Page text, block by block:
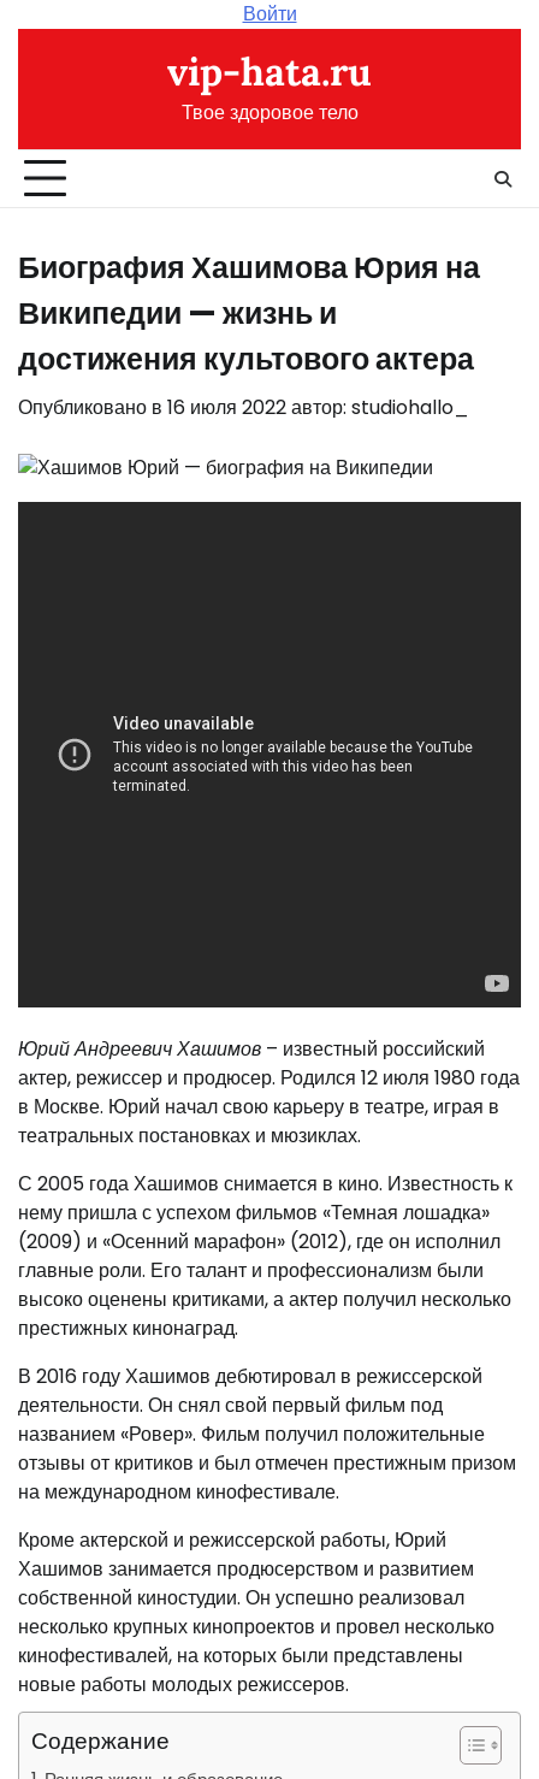
Войти
vip-hata.ru
Твое здоровое тело
Биография Хашимова Юрия на
Википедии — жизнь и
достижения культового актера
Опубликовано в 16 июля 2022автор: studiohallo_
Юрий Андреевич Хашимов – известный российский
актер, режиссер и продюсер. Родился 12 июля 1980 года
в Москве. Юрий начал свою карьеру в театре, играя в
театральных постановках и мюзиклах.
С 2005 года Хашимов снимается в кино. Известность к
нему пришла с успехом фильмов «Темная лошадка»
(2009) и «Осенний марафон» (2012), где он исполнил
главные роли. Его талант и профессионализм были
высоко оценены критиками, а актер получил несколько
престижных кинонаград.
В 2016 году Хашимов дебютировал в режиссерской
деятельности. Он снял свой первый фильм под
названием «Ровер». Фильм получил положительные
отзывы от критиков и был отмечен престижным призом
на международном кинофестивале.
Кроме актерской и режиссерской работы, Юрий
Хашимов занимается продюсерством и развитием
собственной киностудии. Он успешно реализовал
несколько крупных кинопроектов и провел несколько
кинофестивалей, на которых были представлены
новые работы молодых режиссеров.
Содержание